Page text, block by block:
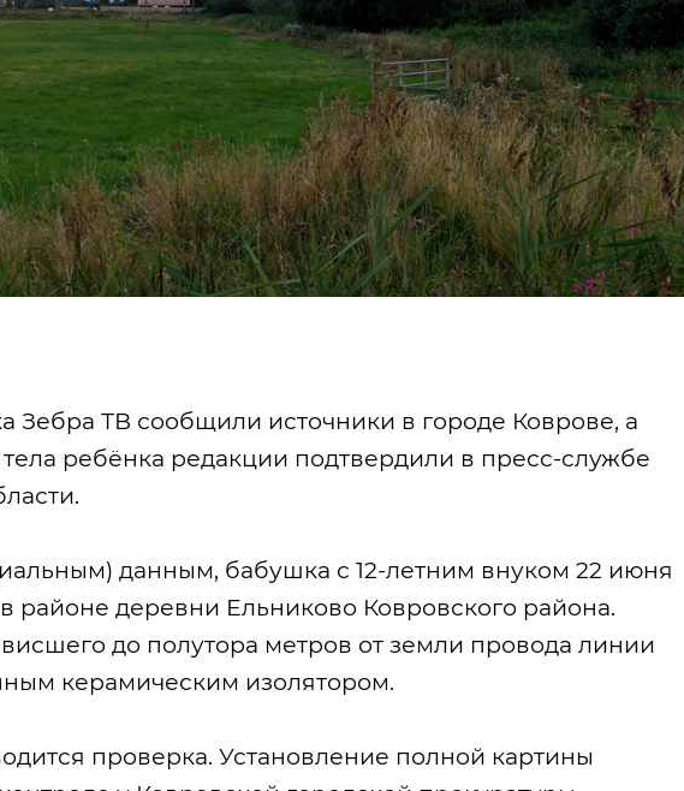
Зебра ТВ сообщили источники в городе Коврове, а
ребёнка редакции подтвердили в пресс-службе
данным, бабушка с 12-летним внуком 22 июня
районе деревни Ельниково Ковровского района.
до полутора метров от земли провода линии
керамическим изолятором.
проверка. Установление полной картины